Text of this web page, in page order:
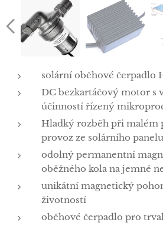
solární oběhové čerpadlo
DC bezkartáčový motor s
účinností řízený
Hladký rozběh při malém
provoz ze solárního panelu
odolný permanentní
oběžného kola na jemné
unikátní magnetický
životností
oběhové čerpadlo pro